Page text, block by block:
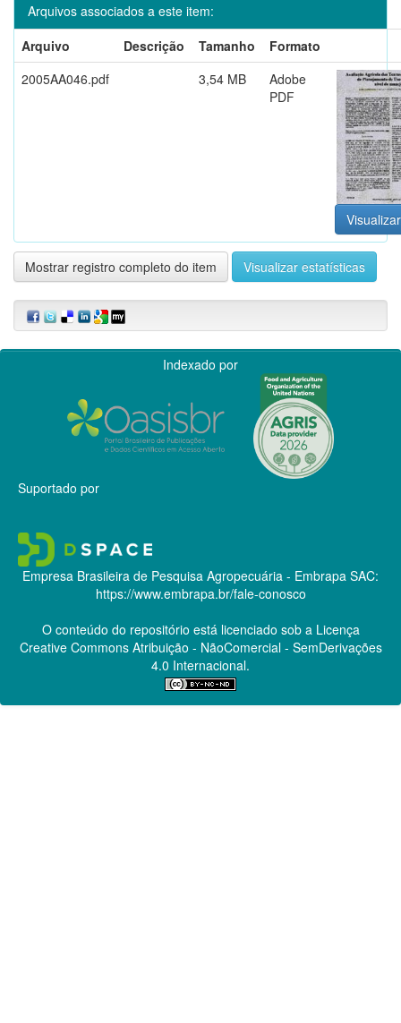
Arquivos associados a este item:
Arquivo
Descrição Tamanho
Formato
2005AA046.pdf
3,54 MB
Adobe
PDF
Mostrar registro completo do item Visualizar estatísticas
Indexado por
Suportado por
Empresa Brasileira de Pesquisa Agropecuária - Embrapa SAC:
https://www.embrapa.br/fale-conosco
O conteúdo do repositório está licenciado sob a Licença
Creative CommonsAtribuição - NãoComercial - SemDerivações
4.0 Internacional.